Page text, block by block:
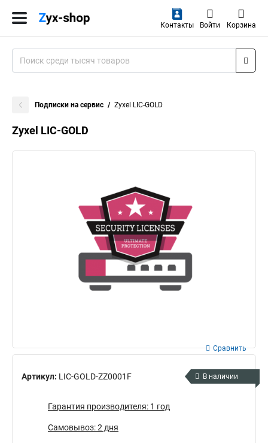
Контакты Войти Корзина
Подписки на сервис Zyxel LIC-GOLD
Zyxel LIC-GOLD
Артикул: LIC-GOLD-ZZ0001F
Сравнить
В наличии
Гарантия производителя: 1 год
Самовывоз: 2 дня